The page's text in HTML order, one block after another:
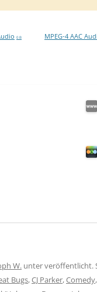
0 B MPEG-4 AAC
W. unter veröffentlicht.
Bugs,CJ Parker,Comedy,